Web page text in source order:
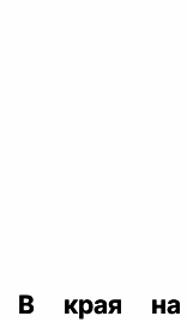
В края на